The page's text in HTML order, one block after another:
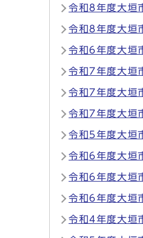
令和8年度大垣
令和8年度大垣
令和6年度大垣
令和7年度大垣
令和7年度大垣
令和7年度大垣
令和5年度大垣
令和6年度大垣
令和6年度大垣
令和6年度大垣
令和4年度大垣